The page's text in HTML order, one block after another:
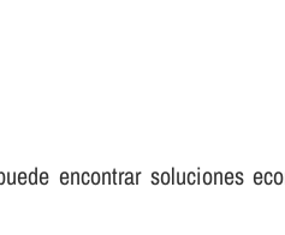
encontrar soluciones